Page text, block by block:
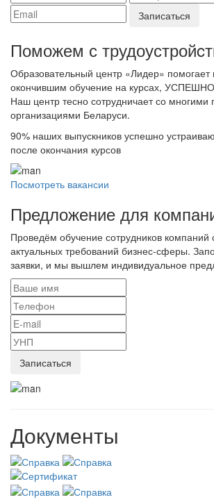
Поможем с
Образовательный центр «Лидер» помогает
окончившим обучение на курсах, УСПЕШНО
Наш центр тесно сотрудничает со многими
организациями Беларуси.
90% наших выпускников успешно
после окончания курсов
Посмотреть вакансии
Предложение для
Проведём обучение сотрудников компаний
актуальных требований бизнес-сферы.
заявки, и мы вышлем индивидуальное
Документы